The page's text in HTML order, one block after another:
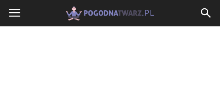
PogodnaTwarz.pl